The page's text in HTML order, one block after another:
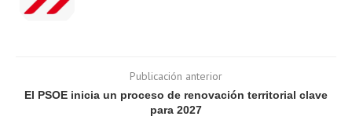
Publicación anterior
El PSOE inicia un proceso de renovación territorial clave
para 2027